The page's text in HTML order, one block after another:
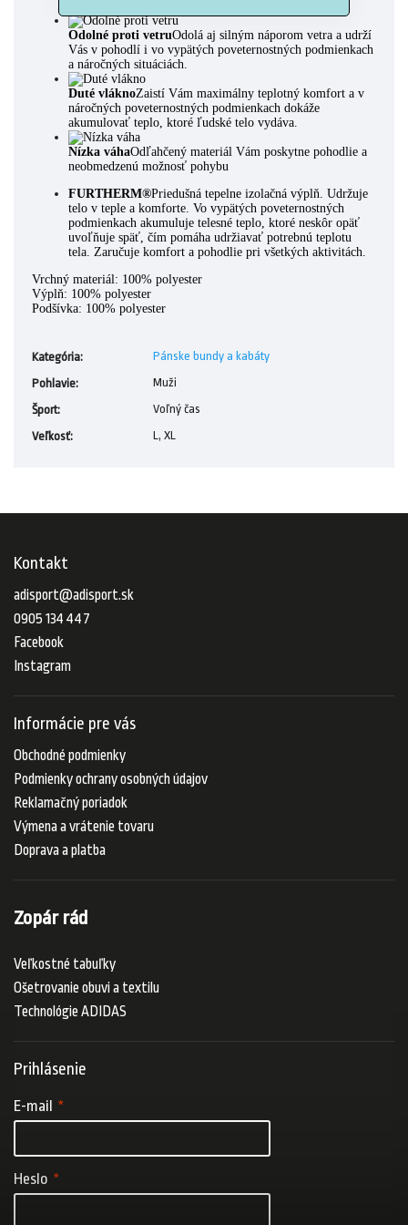
Odolné proti vetruOdolá aj silným náporom vetra a udrží
Vás v pohodlí i vo vypätých poveternostných podmienkach
a náročných situáciách.
Duté vláknoZaistí Vám maximálny teplotný komfort a v
náročných poveternostných podmienkach dokáže
akumulovať teplo, ktoré ľudské telo vydáva.
Nízka váhaOdľahčený materiál Vám poskytne pohodlie a
neobmedzenú možnosť pohybu
FURTHERM®Priedušná tepelne izolačná výplň. Udržuje
telo v teple a komforte. Vo vypätých poveternostných
podmienkach akumuluje telesné teplo, ktoré neskôr opäť
uvoľňuje späť, čím pomáha udržiavať potrebnú teplotu
tela. Zaručuje komfort a pohodlie pri všetkých aktivitách.
Vrchný materiál: 100% polyester
Výplň: 100% polyester
Podšívka: 100% polyester
Kategória:
Pánske bundy a kabáty
Pohlavie:
Muži
Šport:
Voľný čas
Veľkosť: L, XL
Kontakt
adisport@adisport.sk
0905 134 447
Facebook
Instagram
Informácie pre vás
Obchodné podmienky
Podmienky ochrany osobných údajov
Reklamačný poriadok
Výmena a vrátenie tovaru
Doprava a platba
Zopár rád
Veľkostné tabuľky
Ošetrovanie obuvi a textilu
Technológie ADIDAS
Prihlásenie
E-mail
Heslo